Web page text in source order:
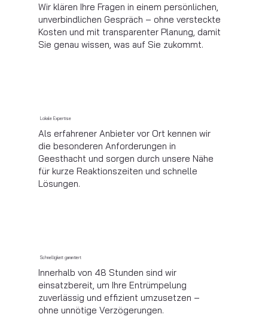
Wir klären Ihre Fragen in einem persönlichen,
unverbindlichen Gespräch – ohne versteckte
Kosten und mit transparenter Planung, damit
Sie genau wissen, was auf Sie zukommt.
Lokale Expertise
Als erfahrener Anbieter vor Ort kennen wir
die besonderen Anforderungen in
Geesthacht und sorgen durch unsere Nähe
für kurze Reaktionszeiten und schnelle
Lösungen.
Schnelligkeit garantiert
Innerhalb von 48 Stunden sind wir
einsatzbereit, um Ihre Entrümpelung
zuverlässig und effizient umzusetzen –
ohne unnötige Verzögerungen.